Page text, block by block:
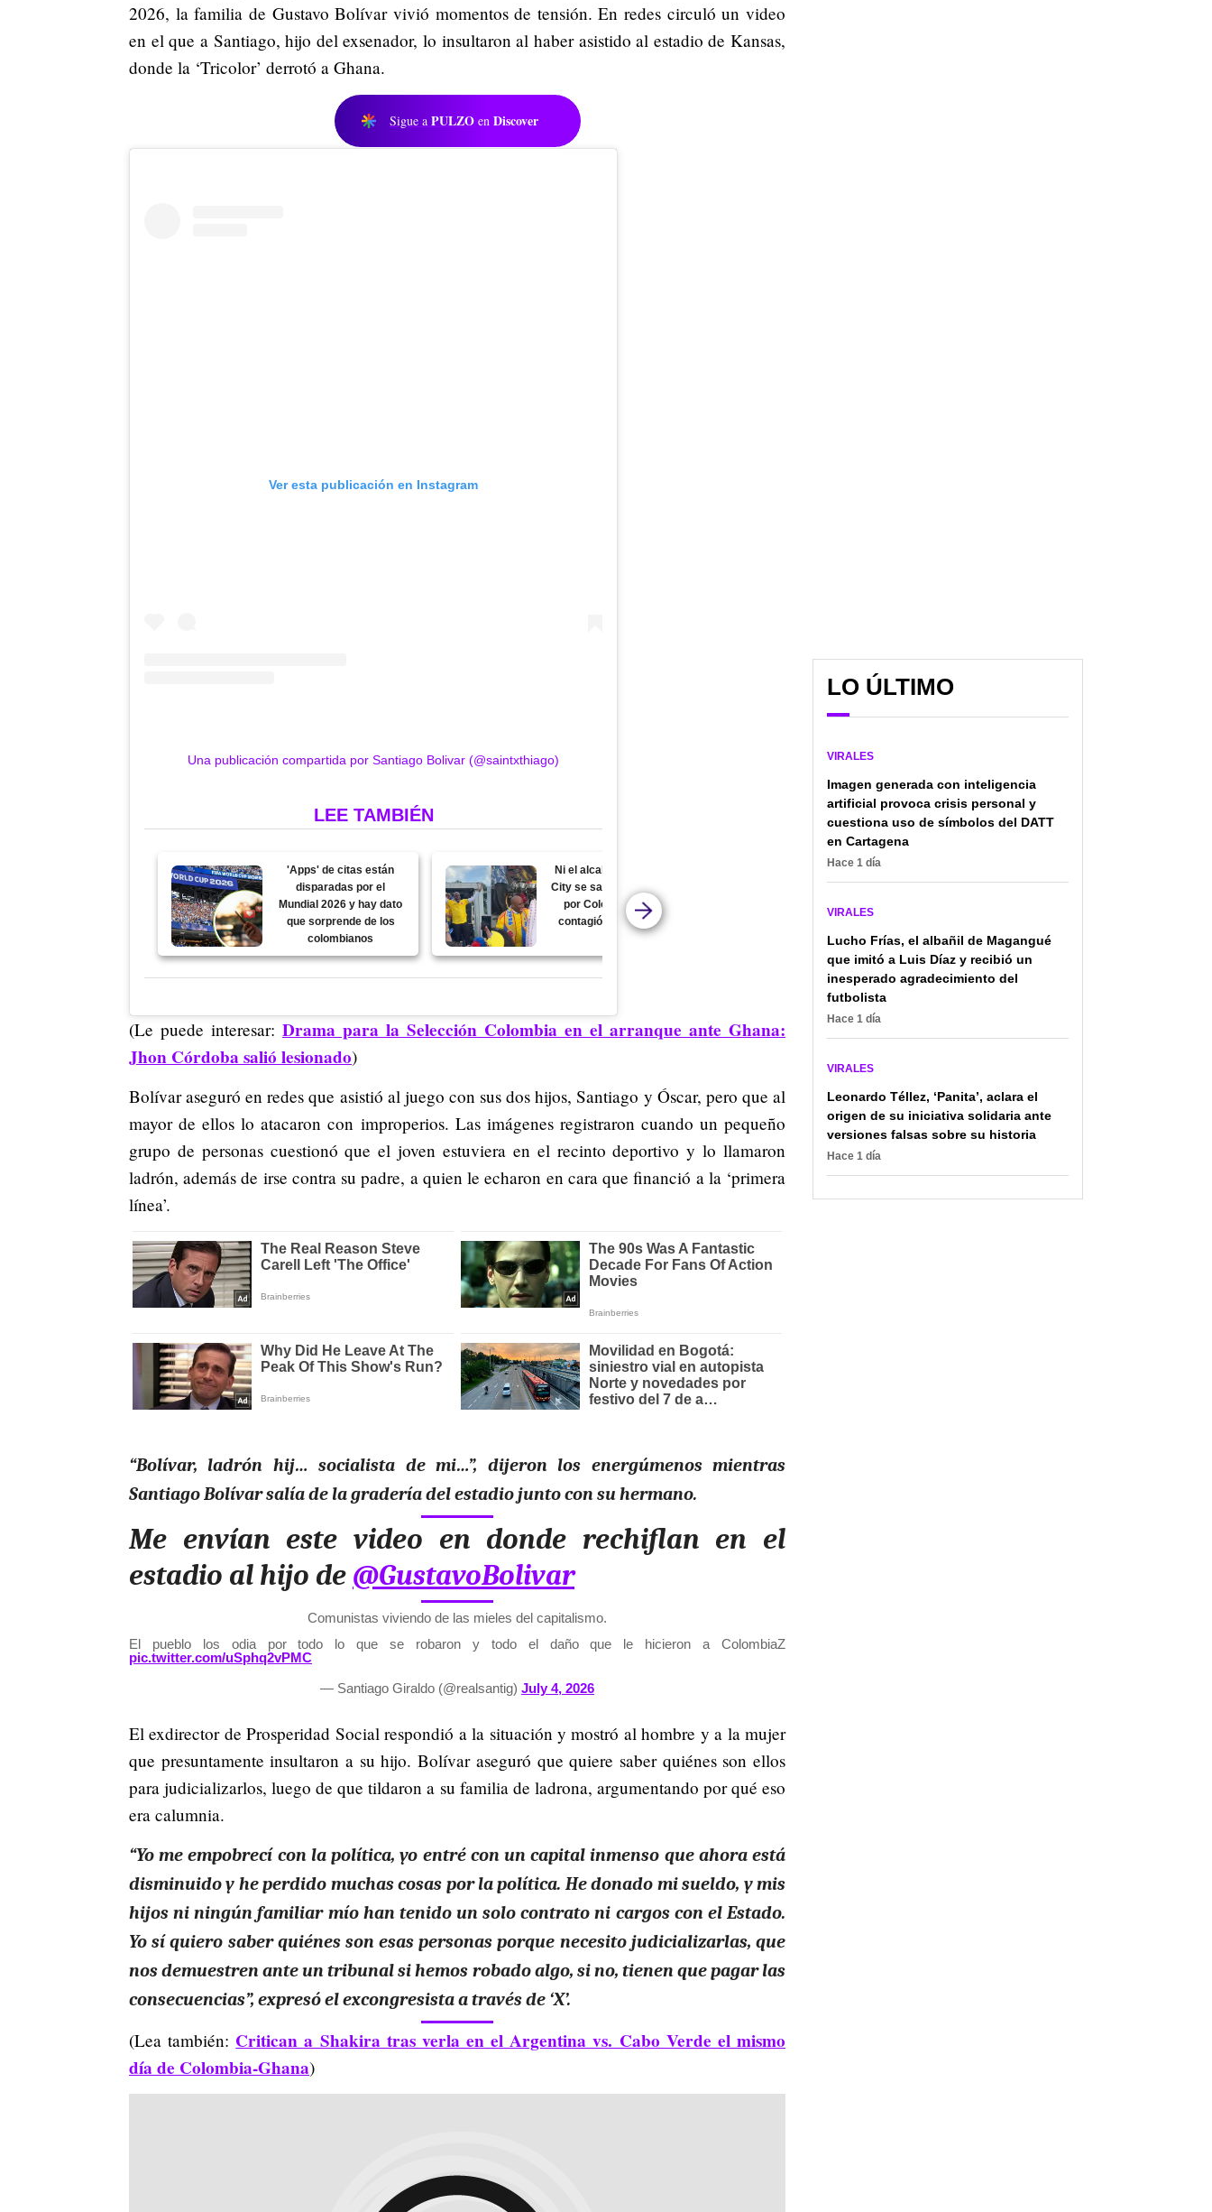
2026, la familia de Gustavo Bolívar vivió momentos de tensión. En redes circuló un video
en el que a Santiago, hijo del exsenador, lo insultaron al haber asistido al estadio de Kansas,
donde la ‘Tricolor’ derrotó a Ghana.
Sigue a PULZO en Discover
Ver esta publicación en Instagram
Una publicación compartida por Santiago Bolivar (@saintxthiago)
LEE TAMBIÉN
'Apps' de citas están
disparadas por el
Mundial 2026 y hay dato
que sorprende de los
colombianos
Ni el alcalde de Kansas
City se salvó de la fiebre
por Colombia: así lo
contagió el banderazo
Niño habría anticipado
(Le puede interesar: Drama para la Selección Colombia en el arranque ante Ghana:
Jhon Córdoba salió lesionado)
Bolívar aseguró en redes que asistió al juego con sus dos hijos, Santiago y Óscar, pero que al
mayor de ellos lo atacaron con improperios. Las imágenes registraron cuando un pequeño
grupo de personas cuestionó que el joven estuviera en el recinto deportivo y lo llamaron
ladrón, además de irse contra su padre, a quien le echaron en cara que financió a la ‘primera
línea’.
“Bolívar, ladrón hij… socialista de mi…”, dijeron los energúmenos mientras
Santiago Bolívar salía de la gradería del estadio junto con su hermano.
Me envían este video en donde rechiflan en el
estadio al hijo de @GustavoBolivar
Comunistas viviendo de las mieles del capitalismo.
El pueblo los odia por todo lo que se robaron y todo el daño que le hicieron a ColombiaZ
pic.twitter.com/uSphq2vPMC
— Santiago Giraldo (@realsantig) July 4, 2026
El exdirector de Prosperidad Social respondió a la situación y mostró al hombre y a la mujer
que presuntamente insultaron a su hijo. Bolívar aseguró que quiere saber quiénes son ellos
para judicializarlos, luego de que tildaron a su familia de ladrona, argumentando por qué eso
era calumnia.
“Yo me empobrecí con la política, yo entré con un capital inmenso que ahora está
disminuido y he perdido muchas cosas por la política. He donado mi sueldo, y mis
hijos ni ningún familiar mío han tenido un solo contrato ni cargos con el Estado.
Yo sí quiero saber quiénes son esas personas porque necesito judicializarlas, que
nos demuestren ante un tribunal si hemos robado algo, si no, tienen que pagar las
consecuencias”, expresó el excongresista a través de ‘X’.
(Lea también: Critican a Shakira tras verla en el Argentina vs. Cabo Verde el mismo
día de Colombia-Ghana)
LO ÚLTIMO
VIRALES
Imagen generada con inteligencia
artificial provoca crisis personal y
cuestiona uso de símbolos del DATT
en Cartagena
Hace 1 día
VIRALES
Lucho Frías, el albañil de Magangué
que imitó a Luis Díaz y recibió un
inesperado agradecimiento del
futbolista
Hace 1 día
VIRALES
Leonardo Téllez, ‘Panita’, aclara el
origen de su iniciativa solidaria ante
versiones falsas sobre su historia
Hace 1 día